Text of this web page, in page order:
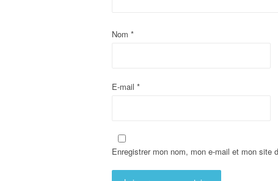
Nom *
E-mail *
Enregistrer mon nom, mon e-mail et mon site